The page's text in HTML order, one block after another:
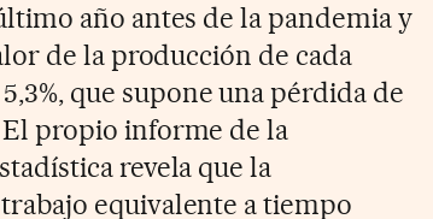
año antes de la pandemia y
de la producción de cada
que supone una pérdida de
propio informe de la
revela que la
equivalente a tiempo